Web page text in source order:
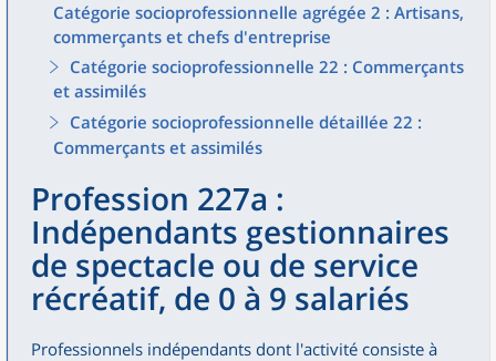
Catégorie socioprofessionnelle agrégée 2 : Artisans,
commerçants et chefs d'entreprise
Catégorie socioprofessionnelle 22 : Commerçants
et assimilés
Catégorie socioprofessionnelle détaillée 22 :
Commerçants et assimilés
Profession 227a :
Indépendants gestionnaires
de spectacle ou de service
récréatif, de 0 à 9 salariés
Professionnels indépendants dont l'activité consiste à